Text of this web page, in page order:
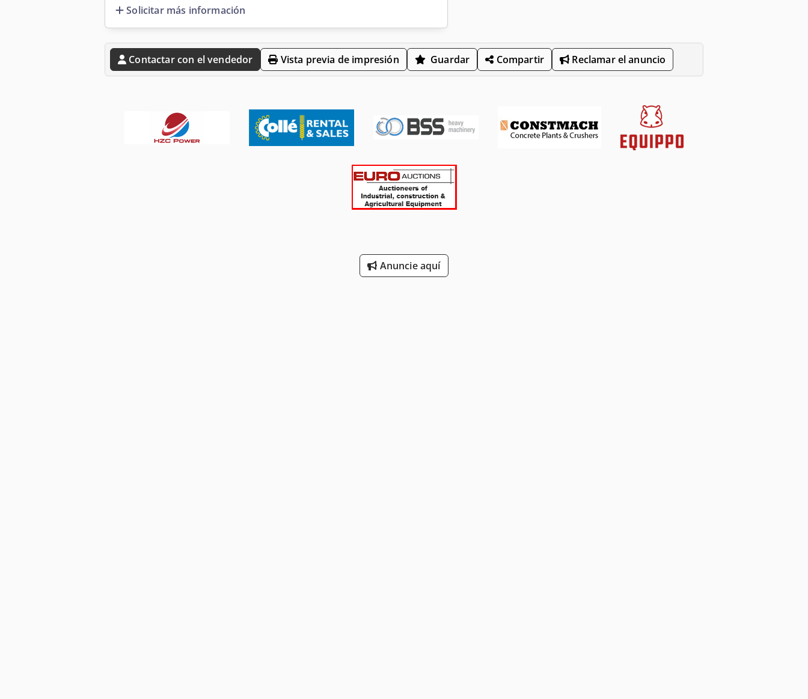
Solicitar más información
Contactar con el vendedor Vista previa de impresión Guardar Compartir Reclamar el anuncio
Anuncie aquí